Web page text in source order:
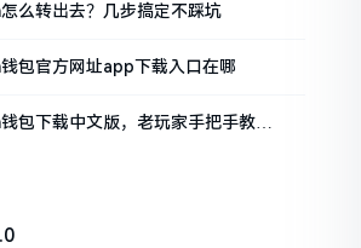
么转出去？几步搞定不踩坑
包官方网址app下载入口在哪
包下载中文版，老玩家手把手教你